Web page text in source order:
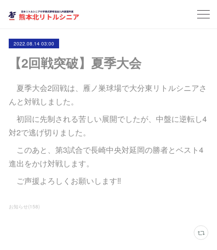
2022.08.14 03:00
【2回戦突破】夏季大会
夏季大会2回戦は、雁ノ巣球場で大分東リトルシニアさ
んと対戦しました。
初回に先制される苦しい展開でしたが、中盤に逆転し4
対2で逃げ切りました。
このあと、第3試合で長崎中央対延岡の勝者とベスト4
進出をかけ対戦します。
ご声援よろしくお願いします‼️
お知らせ(158)